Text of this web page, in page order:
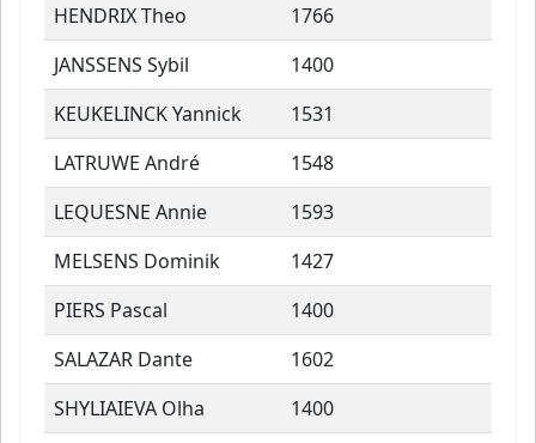
HENDRIX Theo
1766
JANSSENS Sybil
1400
KEUKELINCK Yannick
1531
LATRUWE André
1548
LEQUESNE Annie
1593
MELSENS Dominik
1427
PIERS Pascal
1400
SALAZAR Dante
1602
SHYLIAIEVA Olha
1400